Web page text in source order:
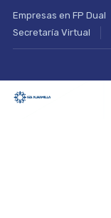
Empresas en FP Dual
Secretaría Virtual